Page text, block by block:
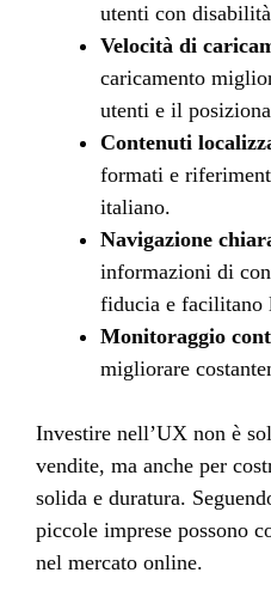
utenti con
Velocità di
caricamento
utenti e il
Contenuti
formati e
italiano.
Navigazione
informazioni di
fiducia e facilitano
Monitoraggio
migliorare
Investire nell’UX non è
vendite, ma anche per
solida e duratura.
piccole imprese possono
nel mercato online.